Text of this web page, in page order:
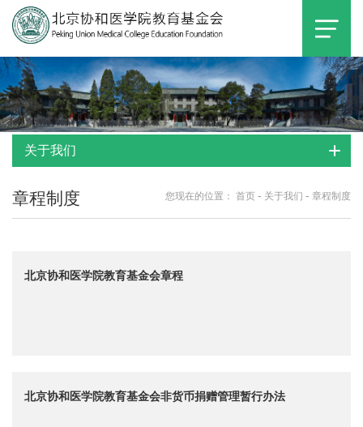
关于我们
章程制度 您现在的位置： 首页 - 关于我们 - 章程制度
北京协和医学院教育基金会章程
北京协和医学院教育基金会非货币捐赠管理暂行办法